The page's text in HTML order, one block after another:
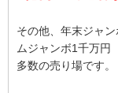
その他、年末ジャ
ムジャンボ1千万
多数の売り場です。